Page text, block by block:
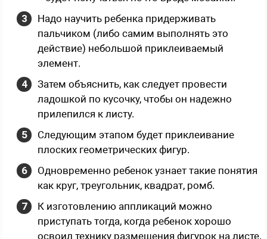
Надо научить ребенка придерживать
пальчиком (либо самим выполнять это
действие) небольшой приклеиваемый
элемент.
Затем объяснить, как следует провести
ладошкой по кусочку, чтобы он надежно
прилепился к листу.
Следующим этапом будет приклеивание
плоских геометрических фигур.
Одновременно ребенок узнает такие понятия
как круг, треугольник, квадрат, ромб.
К изготовлению аппликаций можно
приступать тогда, когда ребенок хорошо
освоил технику размещения фигурок на листе.